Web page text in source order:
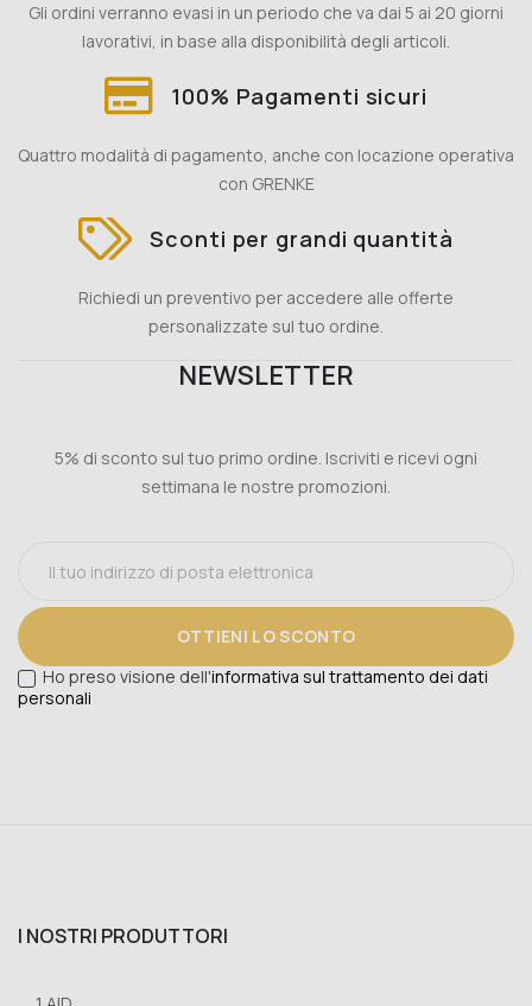
Gli ordini verranno evasi in un periodo che va dai 5 ai 20 giorni
lavorativi, in base alla disponibilità degli articoli.
100% Pagamenti sicuri
Quattro modalità di pagamento, anche con locazione operativa
con GRENKE
Sconti per grandi quantità
Richiedi un preventivo per accedere alle offerte
personalizzate sul tuo ordine.
NEWSLETTER
5% di sconto sul tuo primo ordine. Iscriviti e ricevi ogni
settimana le nostre promozioni.
OTTIENI LO SCONTO
Ho preso visione dell'informativa sul trattamento dei dati
personali
I NOSTRI PRODUTTORI